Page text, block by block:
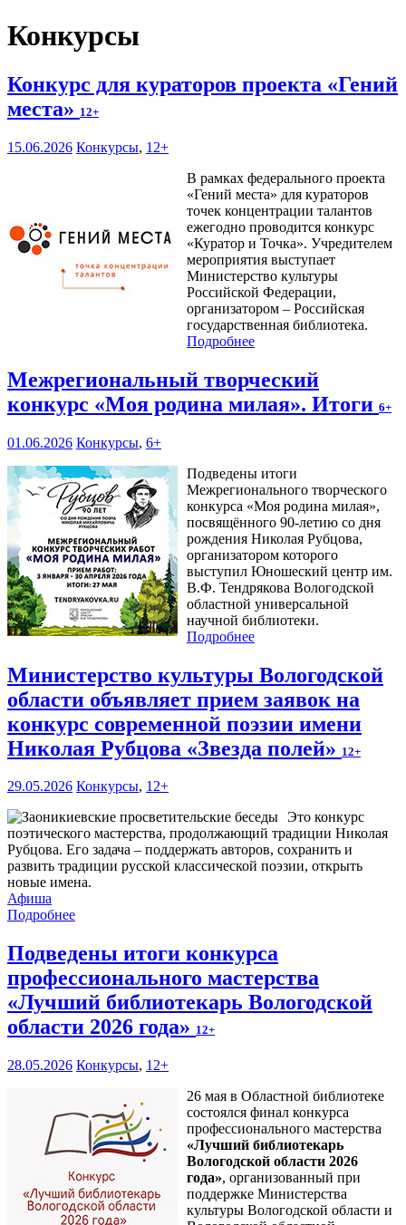
Конкурсы
Конкурс для кураторов проекта «Гений
места» 12+
15.06.2026 Конкурсы, 12+
В рамках федерального проекта
«Гений места» для кураторов
точек концентрации талантов
ежегодно проводится конкурс
«Куратор и Точка». Учредителем
мероприятия выступает
Министерство культуры
Российской Федерации,
организатором – Российская
государственная библиотека.
Подробнее
Межрегиональный творческий
конкурс «Моя родина милая». Итоги 6+
01.06.2026 Конкурсы, 6+
Подведены итоги
Межрегионального творческого
конкурса «Моя родина милая»,
посвящённого 90-летию со дня
рождения Николая Рубцова,
организатором которого
выступил Юношеский центр им.
В.Ф. Тендрякова Вологодской
областной универсальной
научной библиотеки.
Подробнее
Министерство культуры Вологодской
области объявляет прием заявок на
конкурс современной поэзии имени
Николая Рубцова «Звезда полей» 12+
29.05.2026 Конкурсы, 12+
Это конкурс
поэтического мастерства, продолжающий традиции Николая
Рубцова. Его задача – поддержать авторов, сохранить и
развить традиции русской классической поэзии, открыть
новые имена.
Афиша
Подробнее
Подведены итоги конкурса
профессионального мастерства
«Лучший библиотекарь Вологодской
области 2026 года» 12+
28.05.2026 Конкурсы, 12+
26 мая в Областной библиотеке
состоялся финал конкурса
профессионального мастерства
«Лучший библиотекарь
Вологодской области 2026
года», организованный при
поддержке Министерства
культуры Вологодской области и